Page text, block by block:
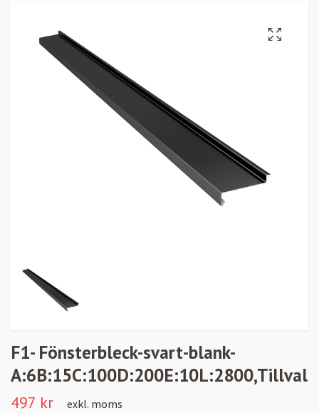
F1- Fönsterbleck-svart-blank-
A:6B:15C:100D:200E:10L:2800,Tillval
497 kr
exkl. moms